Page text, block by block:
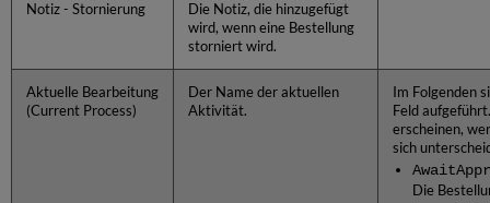
Notiz - Stornierung
Die Notiz, die hinzugefügt
wird, wenn eine Bestellung
storniert wird.
Aktuelle Bearbeitung
(Current Process)
Der Name der aktuellen
Aktivität.
Im Folgenden
Feld
erscheinen,
sich
Die